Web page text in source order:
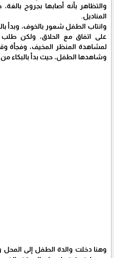
والتظاهر بأنه أصابها بجروح
المناديل.
وانتاب الطفل شعور بالخوف، وبدأ
على اتفاق مع الحلاق، ولكن
لمشاهدة المنظر المخيف، وفجأة
وشاهدها الطفل، حيث بدأ بالبكاء
وهنا دخلت والدة الطفل إلى